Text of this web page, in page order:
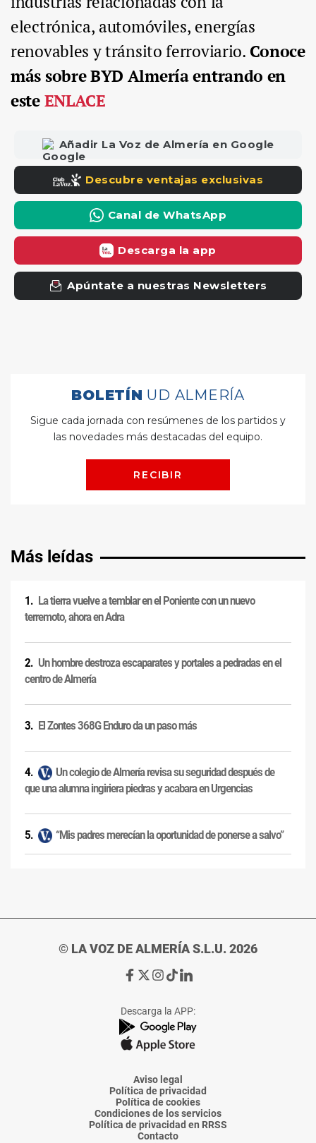
electrónica, automóviles, energías
renovables y tránsito ferroviario. Conoce
más sobre BYD Almería entrando en
esteENLACE
Más leídas
La tierra vuelve a temblar en el Poniente con un nuevo
terremoto, ahora en Adra
Un hombre destroza escaparates y portales a pedradas en el
centro de Almería
El Zontes 368G Enduro da un paso más
Un colegio de Almería revisa su seguridad después de
que una alumna ingiriera piedras y acabara en Urgencias
“Mis padres merecían la oportunidad de ponerse a salvo”
© LA VOZ DE ALMERÍA S.L.U. 2026
Ir
de
La
Voz
Almería
Ir
de
La
Voz
Almería
Ir
de
La
Voz
Almería
Ir
de
La
Voz
Almería
Ir
de
La
Voz
Descarga la APP:
Aviso legal
Política de privacidad
Política de cookies
Condiciones de los servicios
Política de privacidad en RRSS
Contacto